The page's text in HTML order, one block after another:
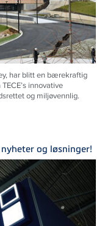
har blitt en bærekraftig
innovative
og miljøvennlig.
og løsninger!